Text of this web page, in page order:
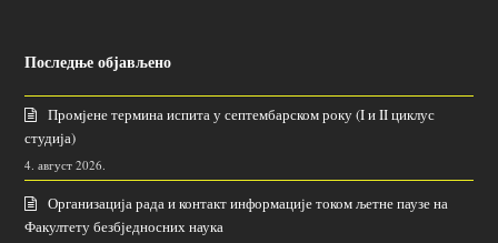
Последње објављено
Промјене термина испита у септембарском року (I и II циклус
студија)
4. август 2026.
Организација рада и контакт информације током љетне паузе на
Факултету безбједносних наука